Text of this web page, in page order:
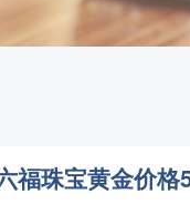
福珠宝黄金价